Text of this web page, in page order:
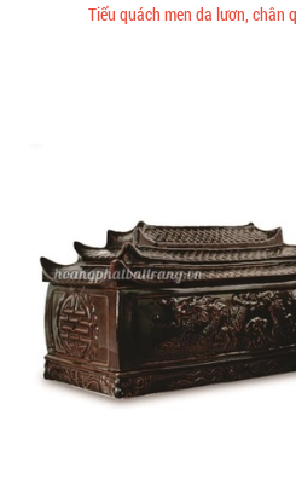
Tiểu quách men da lươn, chân